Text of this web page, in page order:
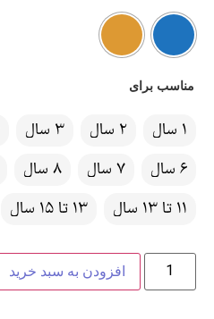
مناسب برای
1 سال 2 سال 3 سال
6 سال
7 سال 8 سال
11 تا 13 سال
13 تا 15 سال
افزودن به سبد خرید